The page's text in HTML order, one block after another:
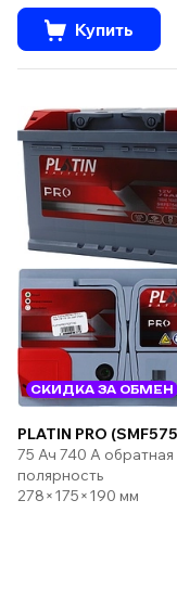
Купить
СКИДКА ЗА ОБМЕН
PLATIN PRO
75 Ач 740 А обратная
полярность
278×175×190 мм